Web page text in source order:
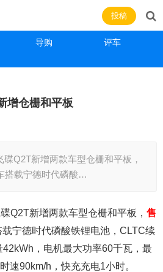
导购
评车
投稿
增仓栅和平板
Q2T新增两款车型仓栅和平板，
搭载宁德时代磷酸…
Q2T新增两款车型仓栅和平板， 售
载宁德时代磷酸铁锂电池，CLTC续
，电机最大功率60千瓦，最
速90km/h，快充充电1小时。